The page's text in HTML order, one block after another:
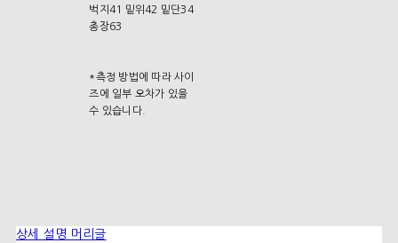
벅지41 밑위42 밑단34
총장63
*측정 방법에 따라 사이
즈에 일부 오차가 있을
수 있습니다.
상세 설명 머리글